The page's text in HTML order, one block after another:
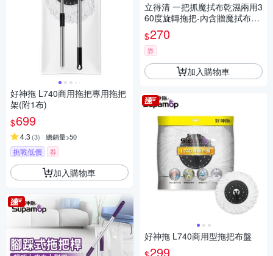
好神拖 L740商用拖把專用拖把
架(附1布)
$699
4.3 (3) 總銷量>50
挑戰低價 券
加入購物車
立得清 一把抓魔拭布乾濕兩用3
60度旋轉拖把-內含贈魔拭布1
條(1組)
$270
券
加入購物車
好神拖 L740商用型拖把布盤
299